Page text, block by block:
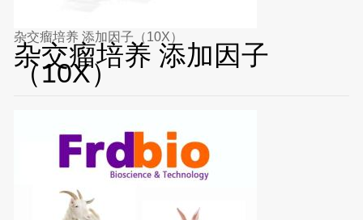
杂交瘤培养 添加因子（10X）
杂交瘤培养 添加因子
（10X）